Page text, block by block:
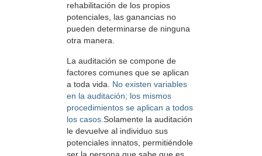
rehabilitación de los propios
potenciales, las ganancias no
pueden determinarse de ninguna
otra manera.
La auditación se compone de
factores comunes que se aplican
a toda vida. No existen variables
en la auditación; los mismos
procedimientos se aplican a todos
los casos. Solamente la auditación
le devuelve al individuo sus
potenciales innatos, permitiéndole